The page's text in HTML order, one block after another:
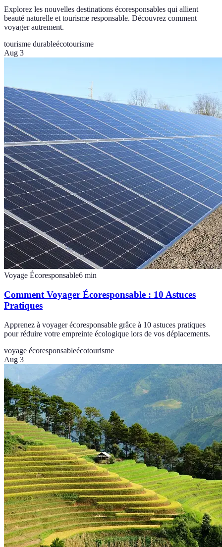
Explorez les nouvelles destinations écoresponsables qui allient
beauté naturelle et tourisme responsable. Découvrez comment
voyager autrement.
tourisme durableécotourisme
Aug 3
Voyage Écoresponsable6 min
Comment Voyager Écoresponsable : 10 Astuces
Pratiques
Apprenez à voyager écoresponsable grâce à 10 astuces pratiques
pour réduire votre empreinte écologique lors de vos déplacements.
voyage écoresponsableécotourisme
Aug 3